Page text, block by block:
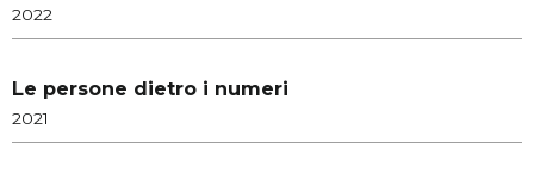
2022
Le persone dietro i numeri
2021